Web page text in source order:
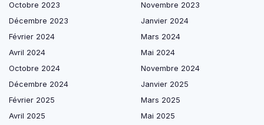
Octobre 2023
Novembre 2023
Décembre 2023
Janvier 2024
Février 2024
Mars 2024
Avril 2024
Mai 2024
Octobre 2024
Novembre 2024
Décembre 2024
Janvier 2025
Février 2025
Mars 2025
Avril 2025
Mai 2025